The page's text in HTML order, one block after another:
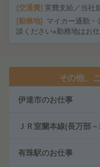
交通費 実費支給／当社
勤務地
マイカー通勤・
談ください※勤務地はお
その他、
伊達市のお仕事
ＪＲ室蘭本線(長万部
有珠駅のお仕事